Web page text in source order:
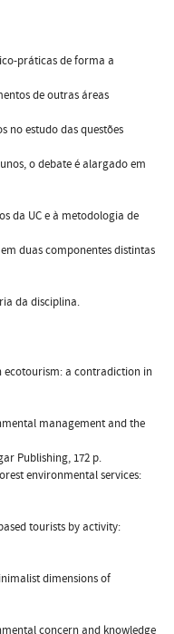
práticas de forma a
de outras áreas
no estudo das questões
o debate é alargado em
da UC e à metodologia de
duas componentes distintas
da disciplina.
ecotourism: a contradiction in
management and the
Publishing, 172 p.
environmental services:
tourists by activity:
dimensions of
concern and knowledge